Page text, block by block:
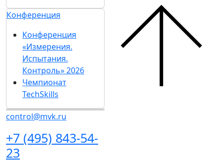
Конференция
Конференция
«Измерения.
Испытания.
Контроль» 2026
Чемпионат
TechSkills
control@mvk.ru
+7 (495) 843-54-
23